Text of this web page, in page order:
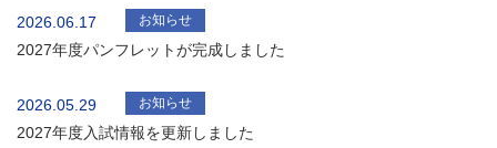
2026.06.17 お知らせ
2027年度パンフレットが完成しました
2026.05.29 お知らせ
2027年度入試情報を更新しました